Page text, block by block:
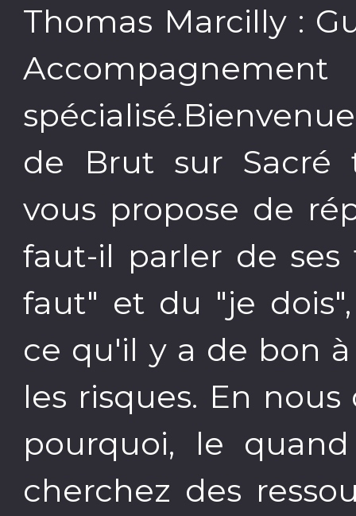
Thomas Marcilly :
de Brut sur Sacré
vous propose de
faut-il parler de
faut" et du "je
ce qu'il y a de bon
les risques. En
pourquoi, le
cherchez des